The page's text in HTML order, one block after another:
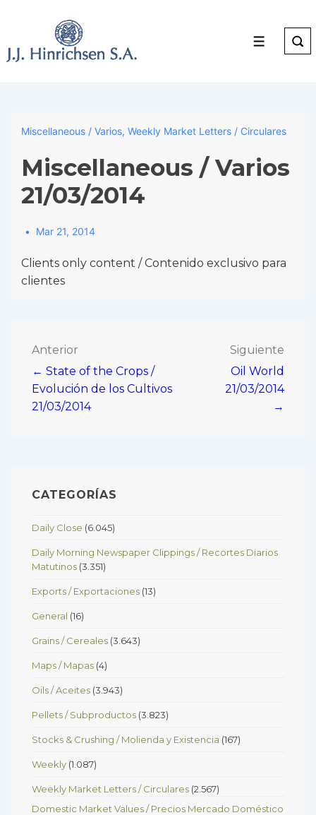
Main
Menu
Miscellaneous / Varios, Weekly Market Letters / Circulares
Miscellaneous / Varios
21/03/2014
Mar 21, 2014
Clients only content / Contenido exclusivo para
clientes
Navegación
de
entradas
Anterior
← State of the Crops /
Evolución de los Cultivos
21/03/2014
Siguiente
Oil World
21/03/2014
→
CATEGORÍAS
Daily Close (6.045)
Daily Morning Newspaper Clippings / Recortes Diarios
Matutinos (3.351)
Exports / Exportaciones (13)
General (16)
Grains / Cereales (3.643)
Maps / Mapas (4)
Oils / Aceites (3.943)
Pellets / Subproductos (3.823)
Stocks & Crushing / Molienda y Existencia (167)
Weekly (1.087)
Weekly Market Letters / Circulares (2.567)
Domestic Market Values / Precios Mercado Doméstico